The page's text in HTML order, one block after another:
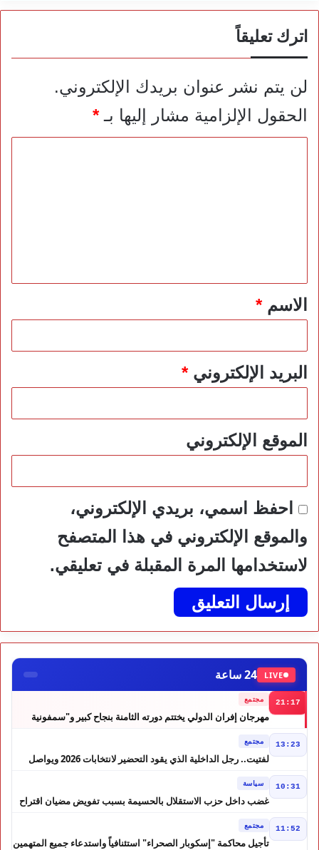
اترك تعليقاً
لن يتم نشر عنوان بريدك الإلكتروني.
الحقول الإلزامية مشار إليها بـ*
*الاسم*
البريد الإلكتروني*
الموقع الإلكتروني
احفظ اسمي، بريدي الإلكتروني،
والموقع الإلكتروني في هذا المتصفح
لاستخدامها المرة المقبلة في تعليقي.
LIVE 24 ساعة
21:17 مجتمع
مهرجان إفران الدولي يختتم دورته الثامنة بنجاح كبير و"سمفونية
13:23 مجتمع
لفتيت.. رجل الداخلية الذي يقود التحضير لانتخابات 2026 ويواصل
10:31 سياسة
غضب داخل حزب الاستقلال بالحسيمة بسبب تفويض مضيان اقتراح
11:52 مجتمع
تأجيل محاكمة "إسكوبار الصحراء" استئنافياً واستدعاء جميع المتهمين